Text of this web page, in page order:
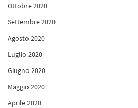
Ottobre 2020
Settembre 2020
Agosto 2020
Luglio 2020
Giugno 2020
Maggio 2020
Aprile 2020